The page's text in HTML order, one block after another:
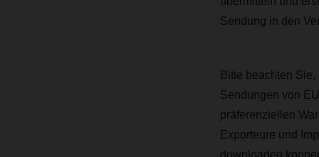
Sendung in den
Bitte beachten
Sendungen von
präferenziellen
Exporteure und
downloaden